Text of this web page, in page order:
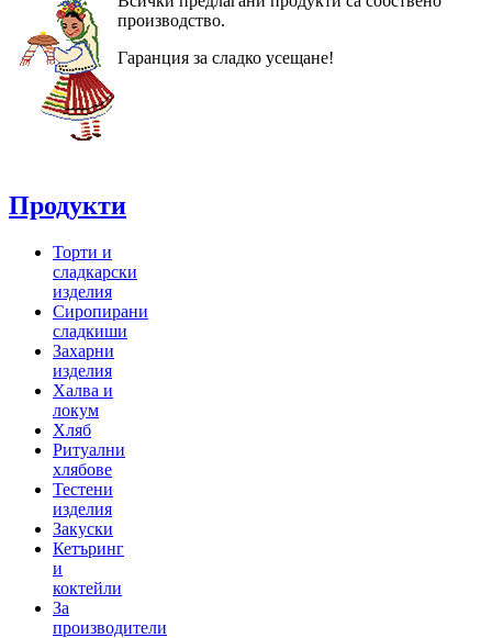
производство.
Гаранция за сладко усещане!
Продукти
Торти и
сладкарски
изделия
Сиропирани
сладкиши
Захарни
изделия
Халва и
локум
Хляб
Ритуални
хлябове
Тестени
изделия
Закуски
Кетъринг
и
коктейли
За
производители